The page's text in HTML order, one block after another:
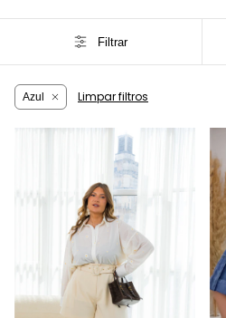
Filtrar
Azul Limpar filtros